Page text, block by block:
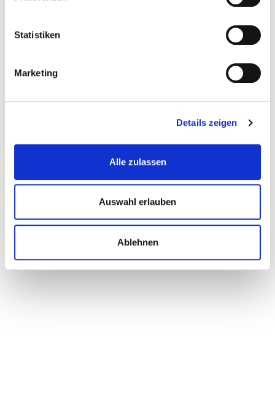
Statistiken
Marketing
Details zeigen
Alle zulassen
Auswahl erlauben
Ablehnen